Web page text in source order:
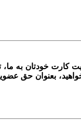
کارت خودتان به ما،
بعنوان حق